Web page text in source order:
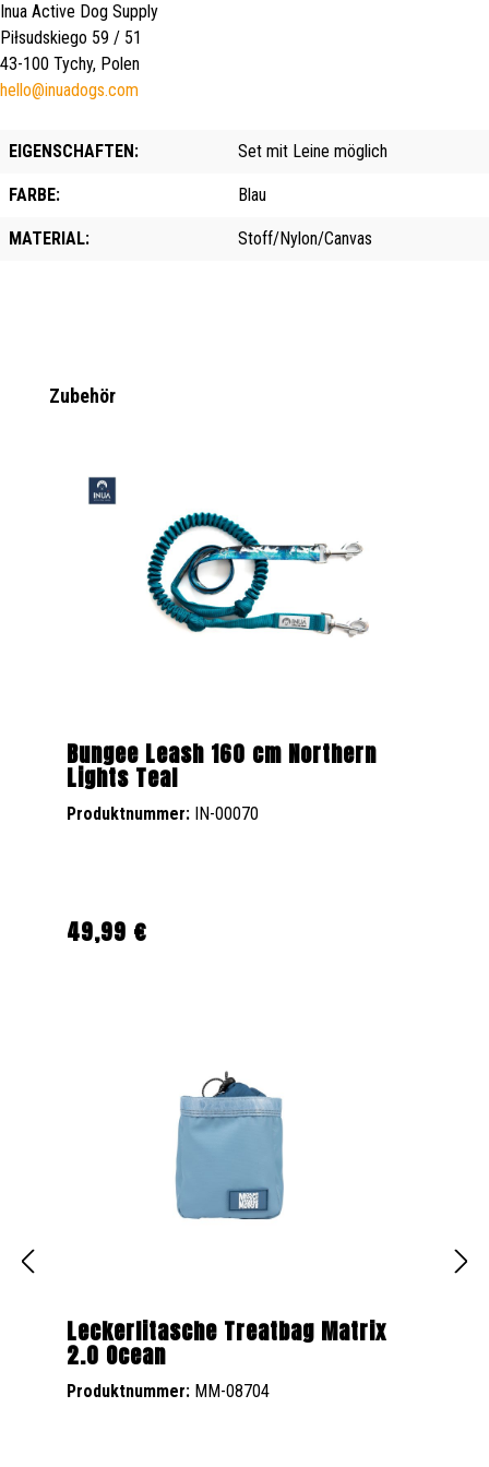
Inua Active Dog Supply
Piłsudskiego 59 / 51
43-100 Tychy, Polen
hello@inuadogs.com
EIGENSCHAFTEN: Set mit Leine möglich
FARBE: Blau
MATERIAL: Stoff/Nylon/Canvas
Produktgalerie überspringen
Zubehör
Bungee Leash 160 cm Northern
Lights Teal
Produktnummer: IN-00070
Regulärer Preis:
49,99 €
Leckerlitasche Treatbag Matrix
2.0 Ocean
Produktnummer: MM-08704